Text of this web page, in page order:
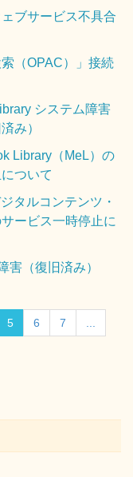
ェブサービス不具合
索（OPAC）」接続
システム障害
み）
Library（MeL）の
ついて
タルコンテンツ・
ービス一時停止に
害（復旧済み）
5 6 7